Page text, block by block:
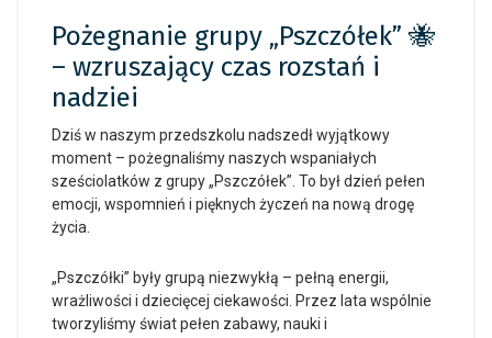
Pożegnanie grupy „Pszczółek” 🐝
– wzruszający czas rozstań i
nadziei
Dziś w naszym przedszkolu nadszedł wyjątkowy
moment – pożegnaliśmy naszych wspaniałych
sześciolatków z grupy „Pszczółek”. To był dzień pełen
emocji, wspomnień i pięknych życzeń na nową drogę
życia.
„Pszczółki” były grupą niezwykłą – pełną energii,
wrażliwości i dziecięcej ciekawości. Przez lata wspólnie
tworzyliśmy świat pełen zabawy, nauki i